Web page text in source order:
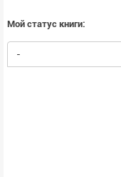
Мой статус книги:
-